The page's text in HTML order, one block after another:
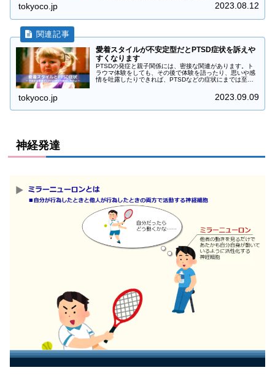
tokyoco.jp 2023.08.12
愛着スタイルが不安定型だとPTSD症状を訴えや
すくなります
PTSDの発症と親子関係には、密接な関連があります。ト
ラウマ体験をしても、その後で体験を語ったり、思いや感
情を吐露したりできれば、PTSDなどの症状にまでは至ら
tokyoco.jp 2023.09.09
神経発達